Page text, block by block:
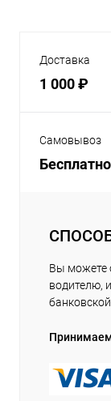
Доставка
1 000 ₽
Самовывоз
Бесплатно
Вы можете
водителю,